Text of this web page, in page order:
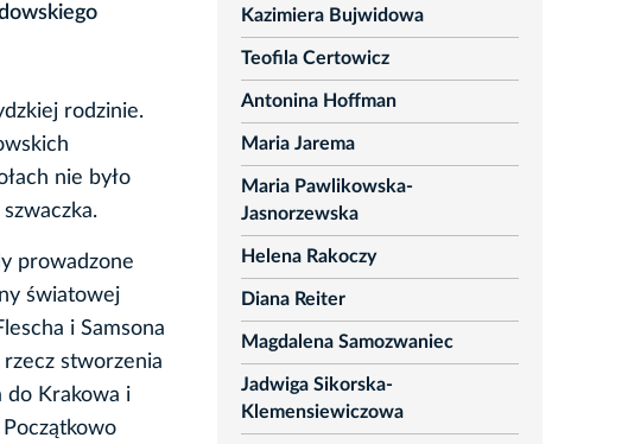
rodzinie.
nie było
prowadzone
światowej
i Samsona
rzecz stworzenia
do Krakowa i
Kazimiera Bujwidowa
Teofila Certowicz
Antonina Hoffman
Maria Jarema
Maria Pawlikowska-
Jasnorzewska
Helena Rakoczy
Diana Reiter
Magdalena Samozwaniec
Jadwiga Sikorska-
Klemensiewiczowa